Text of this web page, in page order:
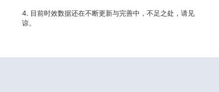
4. 目前时效数据还在不断更新与完善中，不足之处，请见
谅。